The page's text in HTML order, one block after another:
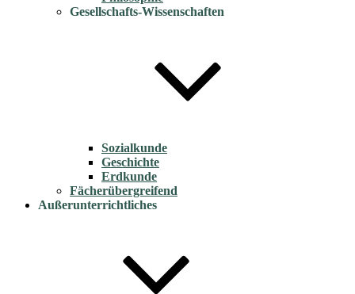
Gesellschafts-Wissenschaften
Sozialkunde
Geschichte
Erdkunde
Fächerübergreifend
Außerunterrichtliches